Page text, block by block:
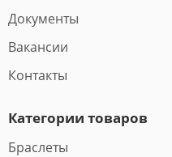
Документы
Вакансии
Контакты
Категории товаров
Браслеты